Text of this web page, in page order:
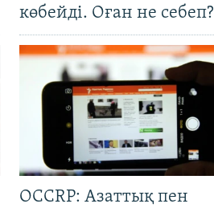
көбейді. Оған не себеп?
OCCRP: Азаттық пен